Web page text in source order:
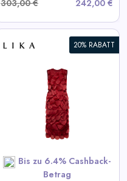
303,00 €
242,00 €
20% RABATT
Bis zu 6.4% Cashback-
Betrag